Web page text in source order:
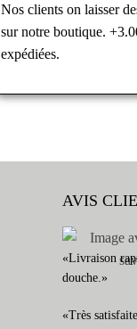
Nos clients on laisser
sur notre boutique.
expédiées.
AVIS
«Livraison
douche.»
«Très